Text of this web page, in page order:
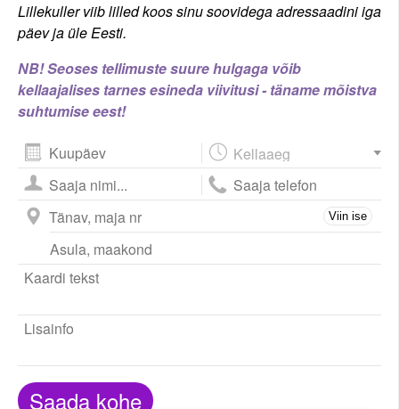
Lillekuller viib lilled koos sinu soovidega adressaadini iga
päev ja üle Eesti.
NB! Seoses tellimuste suure hulgaga võib
kellaajalises tarnes esineda viivitusi - täname mõistva
suhtumise eest!
August 2026
esm tei kol nel ree lau püh
27 28 2
3 4 5
10 11
17 18 19 20 21 22 23
31 1 2 3 4 5 6
Viin ise
Saada kohe